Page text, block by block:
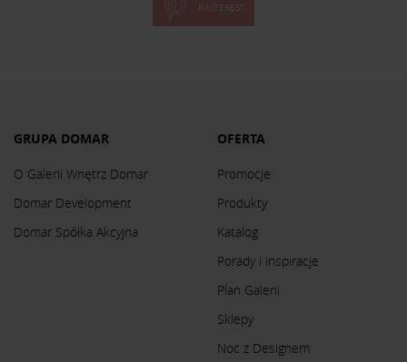
PINTEREST
GRUPA DOMAR
O Galerii Wnętrz Domar
Domar Development
Domar Spółka Akcyjna
OFERTA
Promocje
Produkty
Katalog
Porady i inspiracje
Plan Galerii
Sklepy
Noc z Designem